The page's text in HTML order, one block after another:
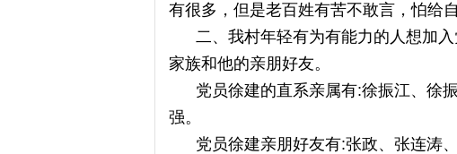
有很多，但是老百姓有苦不敢言，怕给
二、我村年轻有为有能力的人想加入
家族和他的亲朋好友。
党员徐建的直系亲属有:徐振江、徐
强。
党员徐建亲朋好友有:张政、张连涛、